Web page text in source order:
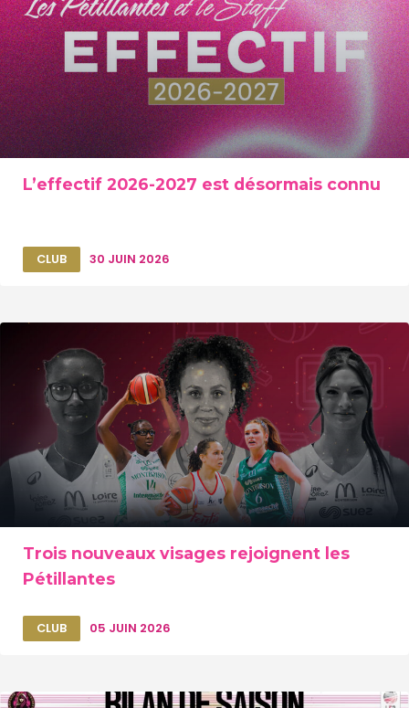
L’effectif 2026-2027 est désormais connu
CLUB 30 JUIN 2026
Trois nouveaux visages rejoignent les
Pétillantes
CLUB 05 JUIN 2026